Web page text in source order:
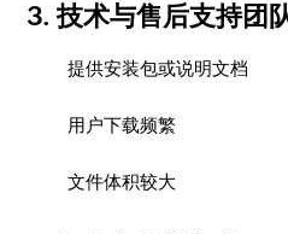
3. 技术与售后支持团
提供安装包或说明文档
用户下载频繁
文件体积较大